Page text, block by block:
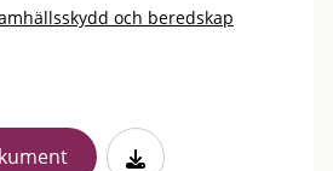
och beredskap